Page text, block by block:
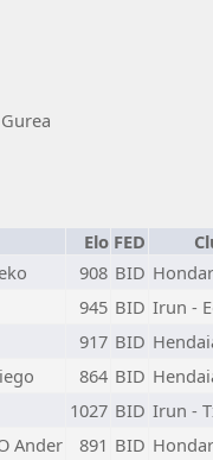
Elo FED
908 BID
945 BID Irun -
917 BID
864 BID
1027 BID Irun -
Ander 891 BID